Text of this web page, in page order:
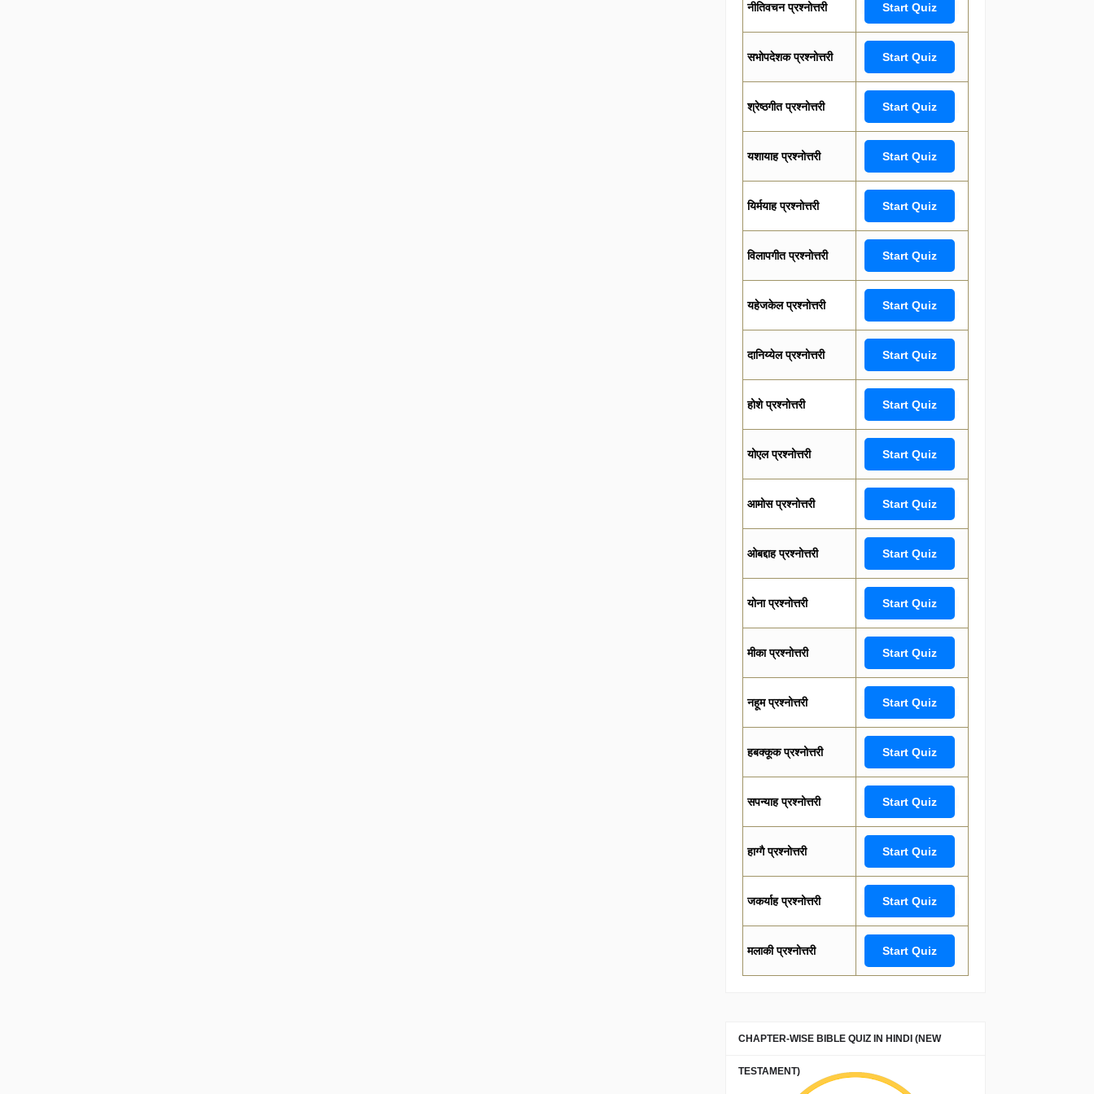
नीतिवचन प्रश्नोत्तरी Start Quiz
सभोपदेशक प्रश्नोत्तरी Start Quiz
श्रेष्ठगीत प्रश्नोत्तरी Start Quiz
यशायाह प्रश्नोत्तरी Start Quiz
यिर्मयाह प्रश्नोत्तरी Start Quiz
विलापगीत प्रश्नोत्तरी Start Quiz
यहेजकेल प्रश्नोत्तरी Start Quiz
दानिय्येल प्रश्नोत्तरी Start Quiz
होशे प्रश्नोत्तरी Start Quiz
योएल प्रश्नोत्तरी Start Quiz
आमोस प्रश्नोत्तरी Start Quiz
ओबद्दाह प्रश्नोत्तरी Start Quiz
योना प्रश्नोत्तरी Start Quiz
मीका प्रश्नोत्तरी Start Quiz
नहूम प्रश्नोत्तरी Start Quiz
हबक्कूक प्रश्नोत्तरी Start Quiz
सपन्याह प्रश्नोत्तरी Start Quiz
हाग्गै प्रश्नोत्तरी Start Quiz
जकर्याह प्रश्नोत्तरी Start Quiz
मलाकी प्रश्नोत्तरी Start Quiz
CHAPTER-WISE BIBLE QUIZ IN HINDI (NEW
TESTAMENT)